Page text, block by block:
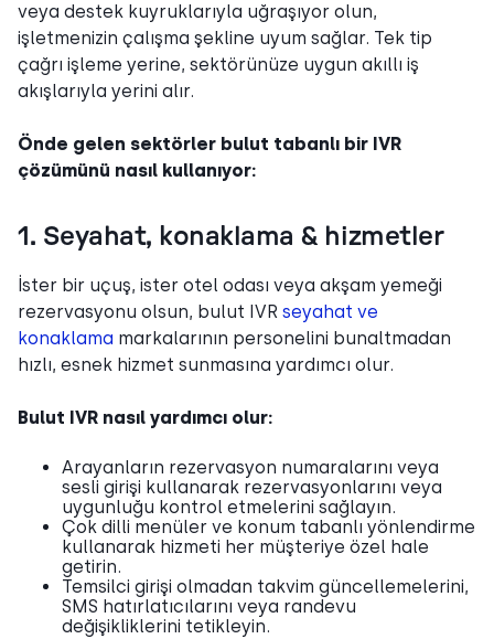
veya destek kuyruklarıyla uğraşıyor olun,
işletmenizin çalışma şekline uyum sağlar. Tek tip
çağrı işleme yerine, sektörünüze uygun akıllı iş
akışlarıyla yerini alır.
Önde gelen sektörler bulut tabanlı bir IVR
çözümünü nasıl kullanıyor:
1. Seyahat, konaklama & hizmetler
İster bir uçuş, ister otel odası veya akşam yemeği
rezervasyonu olsun, bulut IVR seyahat ve
konaklama markalarının personelini bunaltmadan
hızlı, esnek hizmet sunmasına yardımcı olur.
Bulut IVR nasıl yardımcı olur:
Arayanların rezervasyon numaralarını veya
sesli girişi kullanarak rezervasyonlarını veya
uygunluğu kontrol etmelerini sağlayın.
Çok dilli menüler ve konum tabanlı yönlendirme
kullanarak hizmeti her müşteriye özel hale
getirin.
Temsilci girişi olmadan takvim güncellemelerini,
SMS hatırlatıcılarını veya randevu
değişikliklerini tetikleyin.